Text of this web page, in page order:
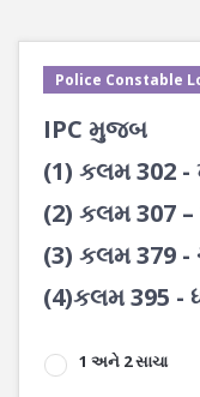
Police Constable
IPC મુજબ
(1) કલમ 302
(2) કલમ 307
(3) કલમ 379 -
(4)કલમ 395 -
1 અને 2 સાચા